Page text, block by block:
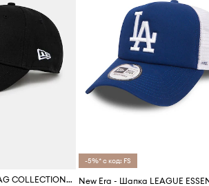
New Era - Шапка FLAG COLLECTION 9FORTY®
-5%* с код: FS